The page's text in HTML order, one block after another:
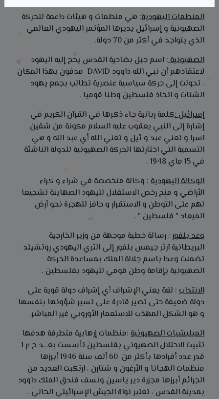
المنظمات اليهودية: هي منظمات و هيئات داعمة للحركة
الصهيونية و إسرائيل يديرها المؤتمر اليهودي العالمي
الذي يتواجد في أكثر من 70 دولة.
الصهيونية: اسم جبل بضاحية القدس يحج إليه اليهود
لاعتقادهم أن نبي الله داوود DAVID مدفون بهذا المكان
، تحولت إلى حركة سياسية عنصرية تطالب بجمع يهود
الشتات و اتخاذ فلسطين وطنا قوميا .
إسرائيل :كلمة ربانية جاء ذكرها في القرآن الكريم في
إشارة إلى النبي يعقوب عليه السلام مكونة من شقين
اسرا و تعني عبد و ئيل و تعني الله أي عبد الله و هي
التسمية التي اختارتها الحركة الصهيونية للدولة الناشئة
في 15 ماي 1948 .
الوكالة اليهودية : وكالة متخصصة في شراء و كراء
الأراضي و منح رخص الاستغلال لليهود الصهاينة تشجيعا
لهم على التوطن و الاستقرار و حافز للهجرة نحو أرض
الميعاد " فلسطين " .
وعد بلفور : رسالة خطية موجهة من وزير الخارجية
البريطانية آرثر جيمس بلفور إلى الثري اليهودي روتشيلد
تضمنت وعدا باسم جلالة الملك بمساعدة الحركة
الصهيونية بإقامة وطن قومي لليهود بفلسطين .
الانتداب : لغة يعني الإشراف أي إشراف دولة قوية على
دولة ضعيفة حتى تصير قادرة على تسير شؤونها بنفسها
و هو الشكل المهذب للاستعمار الأوروبي غير المباشر.
الميليشيات الصهيونية :منظمات إرهابية متطرفة هدفها
تثبيت الاحتلال الصهيوني بفلسطين تأسست بعـــد ح ع 1
قدر عدد أفرادها بأكثر من 60 ألف سنة 1946 أبرزها
منظمات الهجانا و الأرغون و شتارن ، ارتكبت العديد من
الجرائم أبرزها مجزرة دير ياسين ونسف فندق الملك داوود
بمدينة القدس ، تعتبر نواة الجيش الإسرائيلي الحالي .